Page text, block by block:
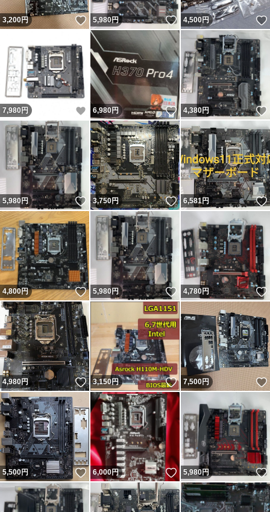
3,200円 いいね！
5,980円 いいね！
4,500円
7,980 円 いいね！
6,980円 いいね！
4,380円
5,980円 いいね！
3,750円 いいね！
6,581円
4,800円 いいね！
5,980円 いいね！
4,780円
4,980円 いいね！
3,150円 いいね！
7,500円
5,500円 いいね！
6,000円 いいね！
5,980円